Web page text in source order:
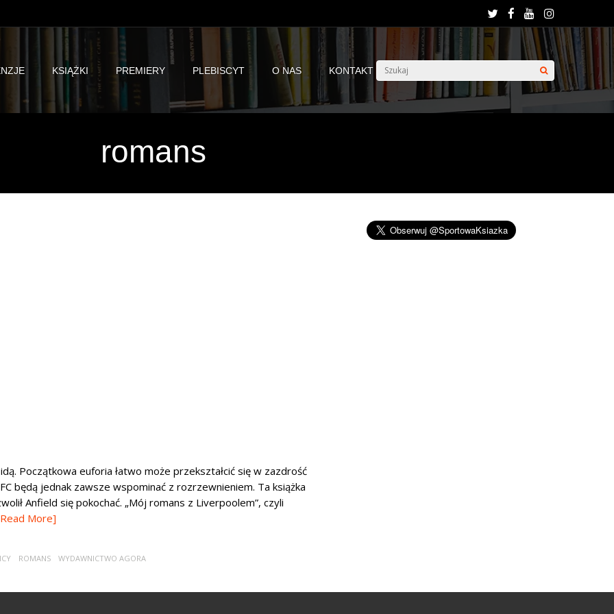
KSIĄŻKI PREMIERY PLEBISCYT O NAS KONTAKT
romans
Początkowa euforia łatwo może przekształcić się w zazdrość
będą jednak zawsze wspominać z rozrzewnieniem. Ta książka
Anfield się pokochać. „Mój romans z Liverpoolem”, czyli
More]
ROMANS WYDAWNICTWO AGORA